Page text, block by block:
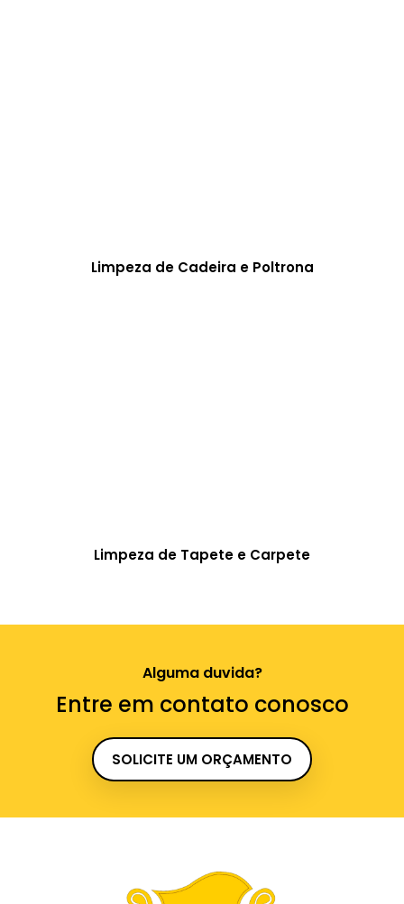
Limpeza de Cadeira e Poltrona
Limpeza de Tapete e Carpete
Alguma duvida?
Entre em contato conosco
SOLICITE UM ORÇAMENTO